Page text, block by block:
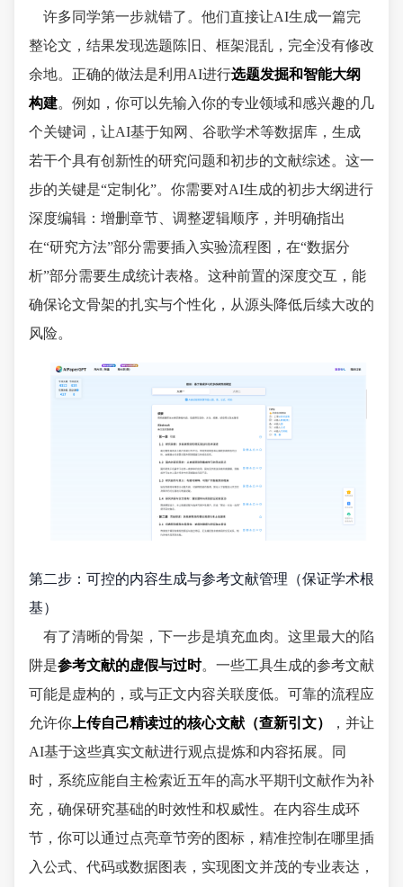
许多同学第一步就错了。他们直接让AI生成一篇完
整论文，结果发现选题陈旧、框架混乱，完全没有修改
余地。正确的做法是利用AI进行选题发掘和智能大纲
构建。例如，你可以先输入你的专业领域和感兴趣的几
个关键词，让AI基于知网、谷歌学术等数据库，生成
若干个具有创新性的研究问题和初步的文献综述。这一
步的关键是“定制化”。你需要对AI生成的初步大纲进行
深度编辑：增删章节、调整逻辑顺序，并明确指出
在“研究方法”部分需要插入实验流程图，在“数据分
析”部分需要生成统计表格。这种前置的深度交互，能
确保论文骨架的扎实与个性化，从源头降低后续大改的
风险。
第二步：可控的内容生成与参考文献管理（保证学术根
基）
有了清晰的骨架，下一步是填充血肉。这里最大的陷
阱是参考文献的虚假与过时。一些工具生成的参考文献
可能是虚构的，或与正文内容关联度低。可靠的流程应
允许你 上传自己精读过的核心文献（查新引文）
，并让
AI基于这些真实文献进行观点提炼和内容拓展。同
时，系统应能自主检索近五年的高水平期刊文献作为补
充，确保研究基础的时效性和权威性。在内容生成环
节，你可以通过点亮章节旁的图标，精准控制在哪里插
入公式、代码或数据图表，实现图文并茂的专业表达，